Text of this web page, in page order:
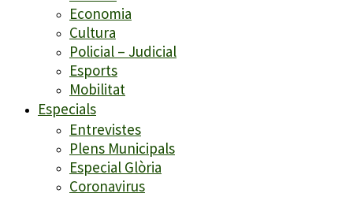
Economia
Cultura
Policial – Judicial
Esports
Mobilitat
Especials
Entrevistes
Plens Municipals
Especial Glòria
Coronavirus